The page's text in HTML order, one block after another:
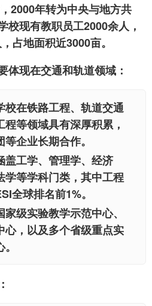
2000年转为中央与地方共
校现有教职员工2000余人，
占地面积近3000亩。
体现在交通和轨道领域：
校在铁路工程、轨道交通
等领域具有深厚积累，
企业长期合作。
盖工学、管理学、经济
学等学科门类，其中工程
全球排名前1%。
家级实验教学示范中心、
心，以及多个省级重点实